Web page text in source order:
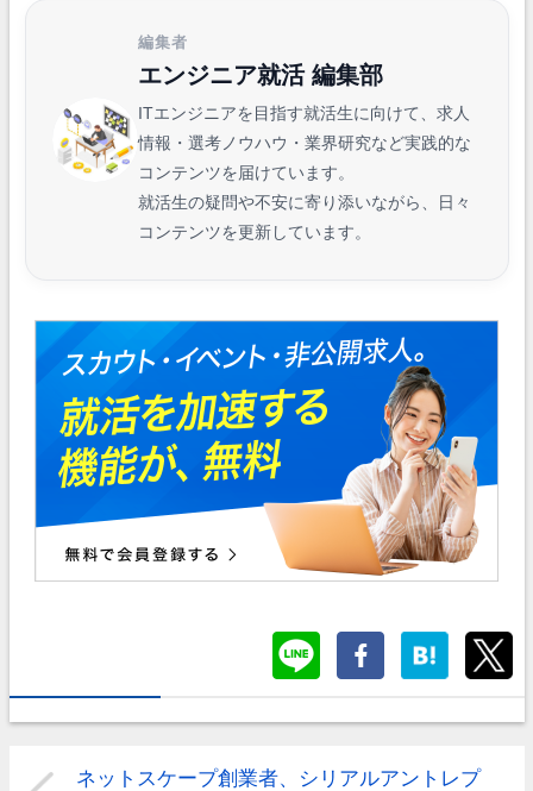
編集者
エンジニア就活 編集部
ITエンジニアを目指す就活生に向けて、求人
情報・選考ノウハウ・業界研究など実践的な
コンテンツを届けています。
就活生の疑問や不安に寄り添いながら、日々
コンテンツを更新しています。
ネットスケープ創業者、シリアルアントレプ